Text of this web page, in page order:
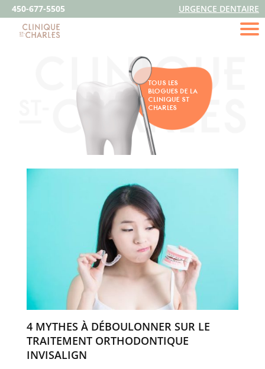
450-677-5505 URGENCE DENTAIRE
TOUS LES
BLOGUES DE LA
CLINIQUE ST
CHARLES
4 MYTHES À DÉBOULONNER SUR LE
TRAITEMENT ORTHODONTIQUE
INVISALIGN